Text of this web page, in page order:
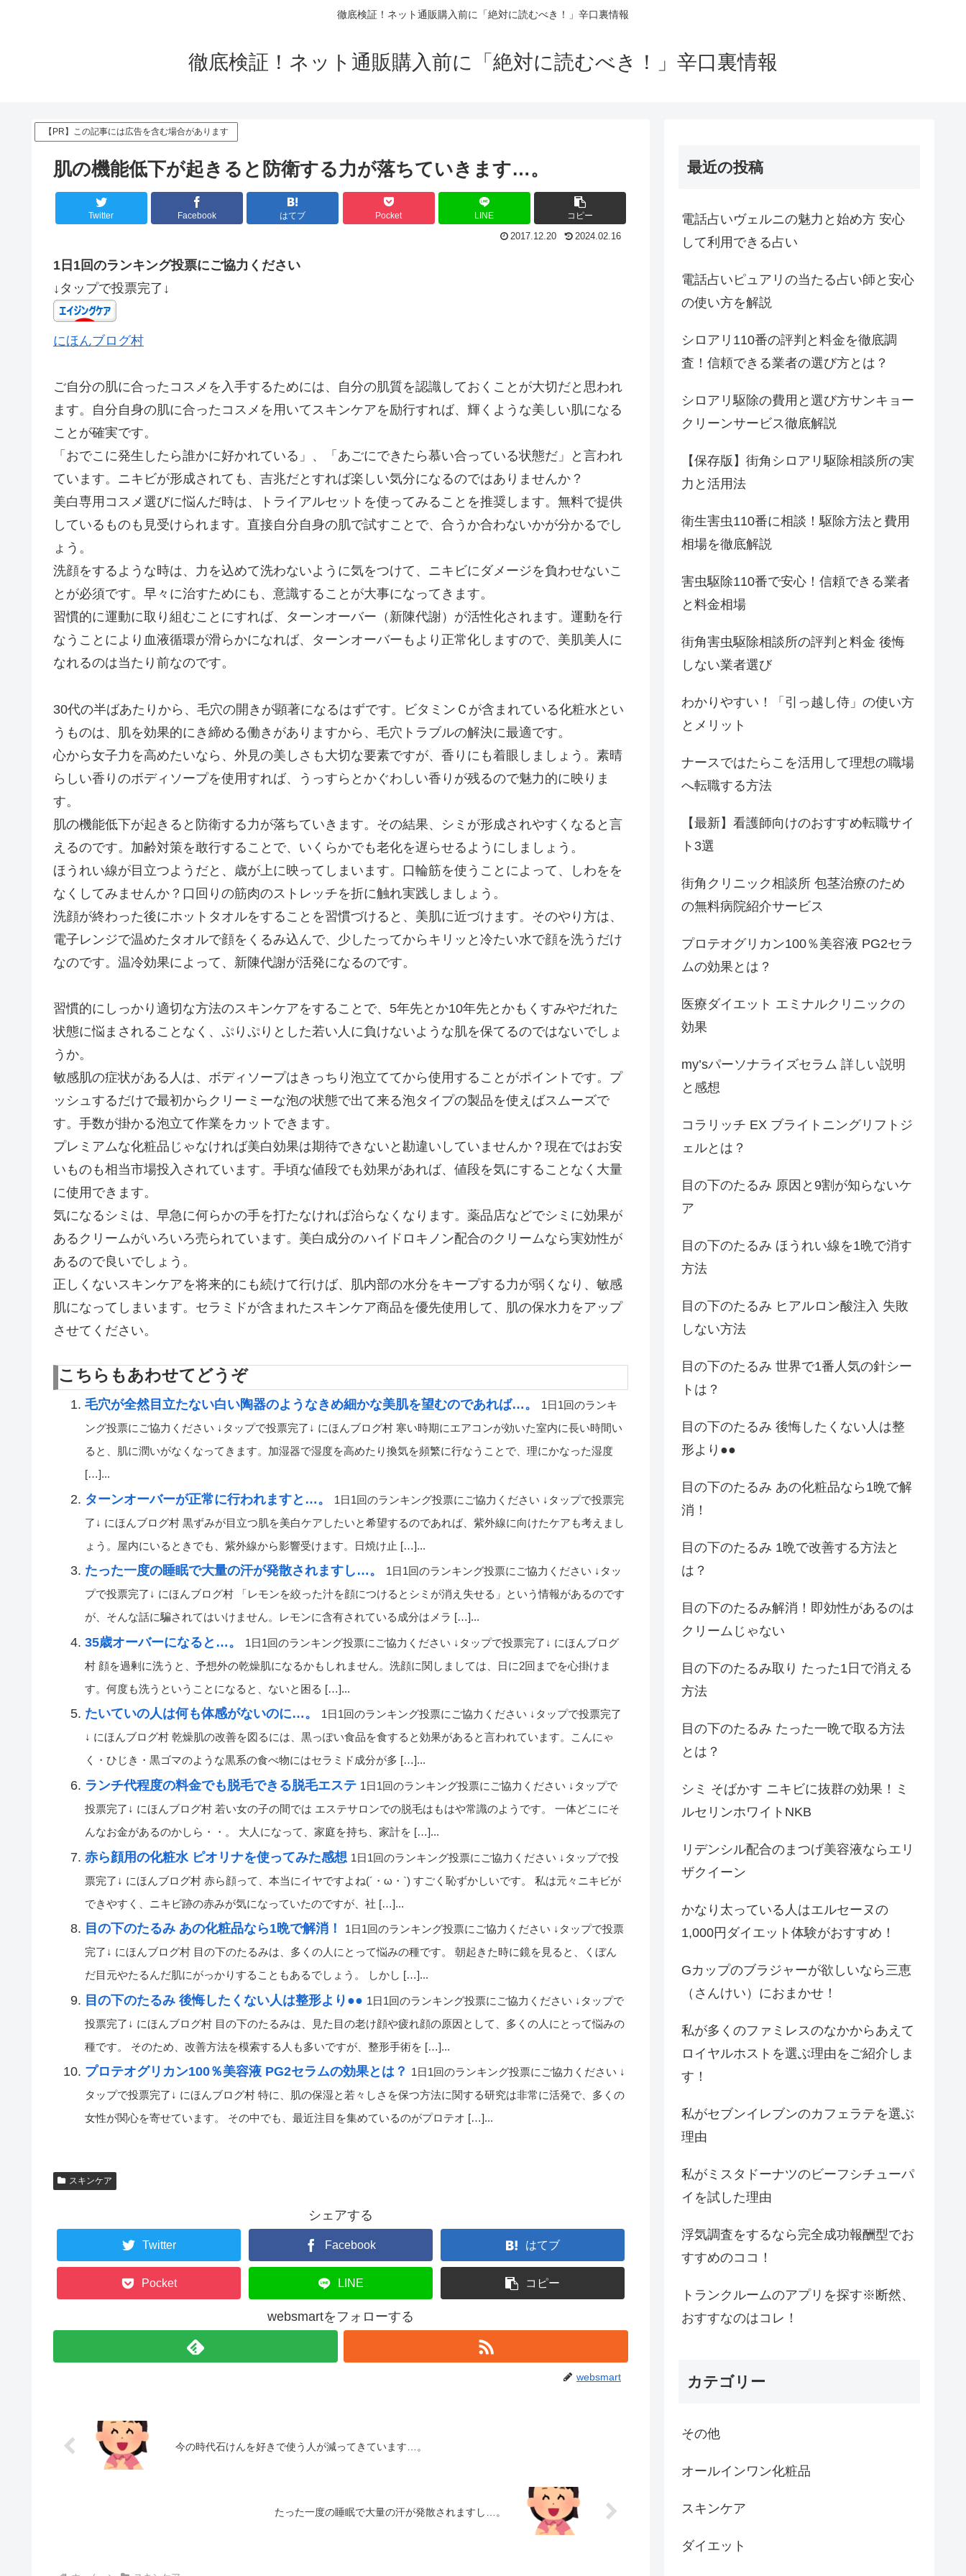
徹底検証！ネット通販購入前に「絶対に読むべき！」辛口裏情報
徹底検証！ネット通販購入前に「絶対に読むべき！」辛口裏情報
【PR】この記事には広告を含む場合があります
肌の機能低下が起きると防衛する力が落ちていきます…。
Twitter Facebook はてブ Pocket LINE コピー
2017.12.20 2024.02.16
1日1回のランキング投票にご協力ください
↓タップで投票完了↓
にほんブログ村
ご自分の肌に合ったコスメを入手するためには、自分の肌質を認識しておくことが大切だと思われ
ます。自分自身の肌に合ったコスメを用いてスキンケアを励行すれば、輝くような美しい肌になる
ことが確実です。
「おでこに発生したら誰かに好かれている」、「あごにできたら慕い合っている状態だ」と言われ
ています。ニキビが形成されても、吉兆だとすれば楽しい気分になるのではありませんか？
美白専用コスメ選びに悩んだ時は、トライアルセットを使ってみることを推奨します。無料で提供
しているものも見受けられます。直接自分自身の肌で試すことで、合うか合わないかが分かるでし
ょう。
洗顔をするような時は、力を込めて洗わないように気をつけて、ニキビにダメージを負わせないこ
とが必須です。早々に治すためにも、意識することが大事になってきます。
習慣的に運動に取り組むことにすれば、ターンオーバー（新陳代謝）が活性化されます。運動を行
なうことにより血液循環が滑らかになれば、ターンオーバーもより正常化しますので、美肌美人に
なれるのは当たり前なのです。
30代の半ばあたりから、毛穴の開きが顕著になるはずです。ビタミンＣが含まれている化粧水とい
うものは、肌を効果的にき締める働きがありますから、毛穴トラブルの解決に最適です。
心から女子力を高めたいなら、外見の美しさも大切な要素ですが、香りにも着眼しましょう。素晴
らしい香りのボディソープを使用すれば、うっすらとかぐわしい香りが残るので魅力的に映りま
す。
肌の機能低下が起きると防衛する力が落ちていきます。その結果、シミが形成されやすくなると言
えるのです。加齢対策を敢行することで、いくらかでも老化を遅らせるようにしましょう。
ほうれい線が目立つようだと、歳が上に映ってしまいます。口輪筋を使うことによって、しわをを
なくしてみませんか？口回りの筋肉のストレッチを折に触れ実践しましょう。
洗顔が終わった後にホットタオルをすることを習慣づけると、美肌に近づけます。そのやり方は、
電子レンジで温めたタオルで顔をくるみ込んで、少したってからキリッと冷たい水で顔を洗うだけ
なのです。温冷効果によって、新陳代謝が活発になるのです。
習慣的にしっかり適切な方法のスキンケアをすることで、5年先とか10年先とかもくすみやだれた
状態に悩まされることなく、ぷりぷりとした若い人に負けないような肌を保てるのではないでしょ
うか。
敏感肌の症状がある人は、ボディソープはきっちり泡立ててから使用することがポイントです。プ
ッシュするだけで最初からクリーミーな泡の状態で出て来る泡タイプの製品を使えばスムーズで
す。手数が掛かる泡立て作業をカットできます。
プレミアムな化粧品じゃなければ美白効果は期待できないと勘違いしていませんか？現在ではお安
いものも相当市場投入されています。手頃な値段でも効果があれば、値段を気にすることなく大量
に使用できます。
気になるシミは、早急に何らかの手を打たなければ治らなくなります。薬品店などでシミに効果が
あるクリームがいろいろ売られています。美白成分のハイドロキノン配合のクリームなら実効性が
あるので良いでしょう。
正しくないスキンケアを将来的にも続けて行けば、肌内部の水分をキープする力が弱くなり、敏感
肌になってしまいます。セラミドが含まれたスキンケア商品を優先使用して、肌の保水力をアップ
させてください。
こちらもあわせてどうぞ
毛穴が全然目立たない白い陶器のようなきめ細かな美肌を望むのであれば…。
1日1回のランキ
ング投票にご協力ください ↓タップで投票完了↓ にほんブログ村 寒い時期にエアコンが効いた室内に長い時間い
ると、肌に潤いがなくなってきます。加湿器で湿度を高めたり換気を頻繁に行なうことで、理にかなった湿度
[…]...
ターンオーバーが正常に行われますと…。
1日1回のランキング投票にご協力ください ↓タップで投票完
了↓ にほんブログ村 黒ずみが目立つ肌を美白ケアしたいと希望するのであれば、紫外線に向けたケアも考えまし
ょう。屋内にいるときでも、紫外線から影響受けます。日焼け止 […]...
たった一度の睡眠で大量の汗が発散されますし…。
1日1回のランキング投票にご協力ください ↓タッ
プで投票完了↓ にほんブログ村 「レモンを絞った汁を顔につけるとシミが消え失せる」という情報があるのです
が、そんな話に騙されてはいけません。レモンに含有されている成分はメラ […]...
35歳オーバーになると…。
1日1回のランキング投票にご協力ください ↓タップで投票完了↓ にほんブログ
村 顔を過剰に洗うと、予想外の乾燥肌になるかもしれません。洗顔に関しましては、日に2回までを心掛けま
す。何度も洗うということになると、ないと困る […]...
たいていの人は何も体感がないのに…。
1日1回のランキング投票にご協力ください ↓タップで投票完了
↓ にほんブログ村 乾燥肌の改善を図るには、黒っぽい食品を食すると効果があると言われています。こんにゃ
く・ひじき・黒ゴマのような黒系の食べ物にはセラミド成分が多 […]...
ランチ代程度の料金でも脱毛できる脱毛エステ 1日1回のランキング投票にご協力ください ↓タップで
投票完了↓ にほんブログ村 若い女の子の間では エステサロンでの脱毛はもはや常識のようです。 一体どこにそ
んなお金があるのかしら・・。 大人になって、家庭を持ち、家計を […]...
赤ら顔用の化粧水 ピオリナを使ってみた感想 1日1回のランキング投票にご協力ください ↓タップで投
票完了↓ にほんブログ村 赤ら顔って、本当にイヤですよね(´・ω・`) すごく恥ずかしいです。 私は元々ニキビが
できやすく、ニキビ跡の赤みが気になっていたのですが、社 […]...
目の下のたるみ あの化粧品なら1晩で解消！
1日1回のランキング投票にご協力ください ↓タップで投票
完了↓ にほんブログ村 目の下のたるみは、多くの人にとって悩みの種です。 朝起きた時に鏡を見ると、くぼん
だ目元やたるんだ肌にがっかりすることもあるでしょう。 しかし […]...
目の下のたるみ 後悔したくない人は整形より●● 1日1回のランキング投票にご協力ください ↓タップで
投票完了↓ にほんブログ村 目の下のたるみは、見た目の老け顔や疲れ顔の原因として、多くの人にとって悩みの
種です。 そのため、改善方法を模索する人も多いですが、整形手術を […]...
プロテオグリカン100％美容液 PG2セラムの効果とは？ 1日1回のランキング投票にご協力ください ↓
タップで投票完了↓ にほんブログ村 特に、肌の保湿と若々しさを保つ方法に関する研究は非常に活発で、多くの
女性が関心を寄せています。 その中でも、最近注目を集めているのがプロテオ […]...
スキンケア
シェアする
Twitter Facebook はてブ
Pocket LINE コピー
websmartをフォローする
websmart
今の時代石けんを好きで使う人が減ってきています…。
たった一度の睡眠で大量の汗が発散されますし…。
最近の投稿
電話占いヴェルニの魅力と始め方 安心
して利用できる占い
電話占いピュアリの当たる占い師と安心
の使い方を解説
シロアリ110番の評判と料金を徹底調
査！信頼できる業者の選び方とは？
シロアリ駆除の費用と選び方サンキョー
クリーンサービス徹底解説
【保存版】街角シロアリ駆除相談所の実
力と活用法
衛生害虫110番に相談！駆除方法と費用
相場を徹底解説
害虫駆除110番で安心！信頼できる業者
と料金相場
街角害虫駆除相談所の評判と料金 後悔
しない業者選び
わかりやすい！「引っ越し侍」の使い方
とメリット
ナースではたらこを活用して理想の職場
へ転職する方法
【最新】看護師向けのおすすめ転職サイ
ト3選
街角クリニック相談所 包茎治療のため
の無料病院紹介サービス
プロテオグリカン100％美容液 PG2セラ
ムの効果とは？
医療ダイエット エミナルクリニックの
効果
my’sパーソナライズセラム 詳しい説明
と感想
コラリッチ EX ブライトニングリフトジ
ェルとは？
目の下のたるみ 原因と9割が知らないケ
ア
目の下のたるみ ほうれい線を1晩で消す
方法
目の下のたるみ ヒアルロン酸注入 失敗
しない方法
目の下のたるみ 世界で1番人気の針シー
トは？
目の下のたるみ 後悔したくない人は整
形より●●
目の下のたるみ あの化粧品なら1晩で解
消！
目の下のたるみ 1晩で改善する方法と
は？
目の下のたるみ解消！即効性があるのは
クリームじゃない
目の下のたるみ取り たった1日で消える
方法
目の下のたるみ たった一晩で取る方法
とは？
シミ そばかす ニキビに抜群の効果！ミ
ルセリンホワイトNKB
リデンシル配合のまつげ美容液ならエリ
ザクイーン
かなり太っている人はエルセーヌの
1,000円ダイエット体験がおすすめ！
Gカップのブラジャーが欲しいなら三恵
（さんけい）におまかせ！
私が多くのファミレスのなかからあえて
ロイヤルホストを選ぶ理由をご紹介しま
す！
私がセブンイレブンのカフェラテを選ぶ
理由
私がミスタドーナツのビーフシチューパ
イを試した理由
浮気調査をするなら完全成功報酬型でお
すすめのココ！
トランクルームのアプリを探す※断然、
おすすなのはコレ！
カテゴリー
その他
オールインワン化粧品
スキンケア
ダイエット